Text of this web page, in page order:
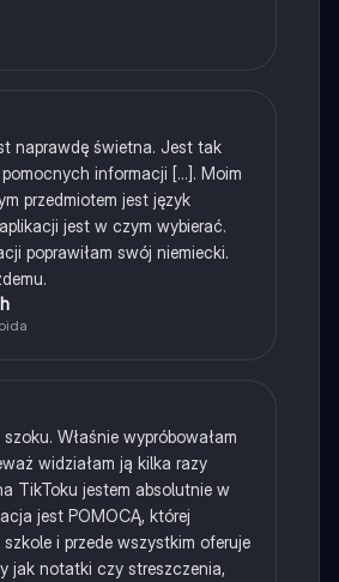
naprawdę świetna. Jest tak
informacji [...]. Moim
przedmiotem jest język
jest w czym wybierać.
poprawiłam swój niemiecki.
Właśnie wypróbowałam
widziałam ją kilka razy
TikToku jestem absolutnie w
jest POMOCĄ, której
i przede wszystkim oferuje
jak notatki czy streszczenia,